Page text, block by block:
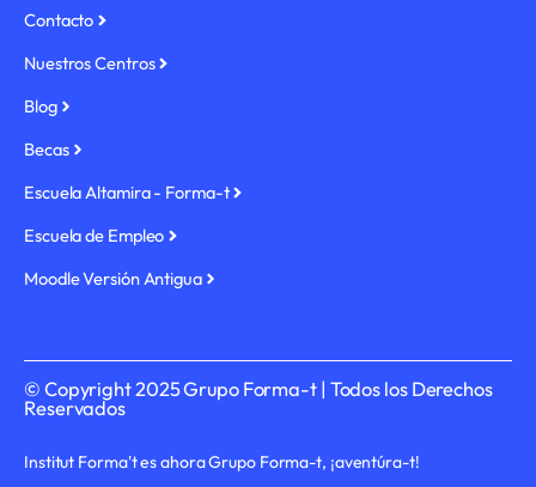
Contacto
Nuestros Centros
Blog
Becas
Escuela Altamira - Forma-t
Escuela de Empleo
Moodle Versión Antigua
© Copyright 2025 Grupo Forma-t | Todos los Derechos
Reservados
Institut Forma't es ahora Grupo Forma-t, ¡aventúra-t!